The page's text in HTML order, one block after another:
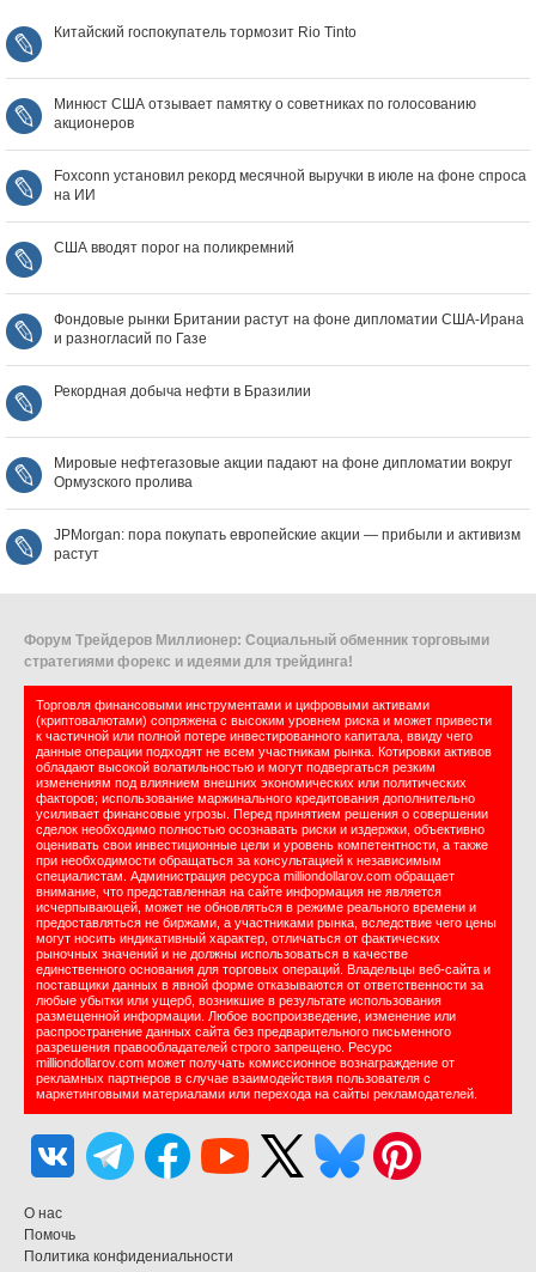
Китайский госпокупатель тормозит Rio Tinto
Минюст США отзывает памятку о советниках по голосованию
акционеров
Foxconn установил рекорд месячной выручки в июле на фоне спроса
на ИИ
США вводят порог на поликремний
Фондовые рынки Британии растут на фоне дипломатии США‑Ирана
и разногласий по Газе
Рекордная добыча нефти в Бразилии
Мировые нефтегазовые акции падают на фоне дипломатии вокруг
Ормузского пролива
JPMorgan: пора покупать европейские акции — прибыли и активизм
растут
Форум Трейдеров Миллионер: Социальный обменник торговыми
стратегиями форекс и идеями для трейдинга!
Торговля финансовыми инструментами и цифровыми активами
(криптовалютами) сопряжена с высоким уровнем риска и может привести
к частичной или полной потере инвестированного капитала, ввиду чего
данные операции подходят не всем участникам рынка. Котировки активов
обладают высокой волатильностью и могут подвергаться резким
изменениям под влиянием внешних экономических или политических
факторов; использование маржинального кредитования дополнительно
усиливает финансовые угрозы. Перед принятием решения о совершении
сделок необходимо полностью осознавать риски и издержки, объективно
оценивать свои инвестиционные цели и уровень компетентности, а также
при необходимости обращаться за консультацией к независимым
специалистам. Администрация ресурса milliondollarov.com обращает
внимание, что представленная на сайте информация не является
исчерпывающей, может не обновляться в режиме реального времени и
предоставляться не биржами, а участниками рынка, вследствие чего цены
могут носить индикативный характер, отличаться от фактических
рыночных значений и не должны использоваться в качестве
единственного основания для торговых операций. Владельцы веб-сайта и
поставщики данных в явной форме отказываются от ответственности за
любые убытки или ущерб, возникшие в результате использования
размещенной информации. Любое воспроизведение, изменение или
распространение данных сайта без предварительного письменного
разрешения правообладателей строго запрещено. Ресурс
milliondollarov.com может получать комиссионное вознаграждение от
рекламных партнеров в случае взаимодействия пользователя с
маркетинговыми материалами или перехода на сайты рекламодателей.
О нас
Помочь
Политика конфидениальности